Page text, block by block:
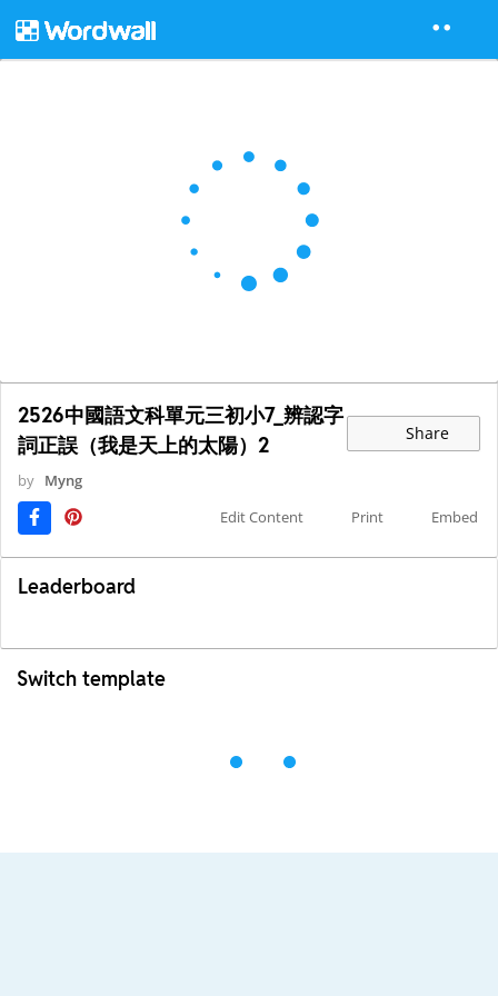
2526中國語文科單元三初小7_辨認字
詞正誤（我是天上的太陽）2
Share
by Myng
Edit Content
Print Embed
Leaderboard
Switch template